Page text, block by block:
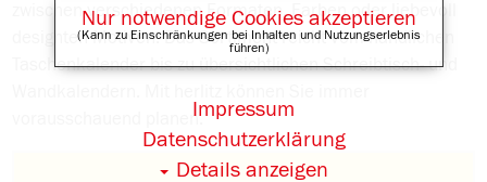
zwischen verschiedenen Formaten, Farben oder liebevoll
designten Motiven. Das Sortiment reicht vom handlichen
Taschenkalender bis zu übersichtlichen Schreibtisch- und
vorausschauend planen.
Nur notwendige Cookies akzeptieren
(Kann zu Einschränkungen bei Inhalten und Nutzungserlebnis
führen)
Details anzeigen
Datenschutzerklärung
Impressum